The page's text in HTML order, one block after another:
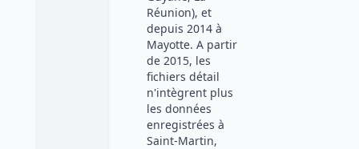
Réunion), et
depuis 2014 à
Mayotte. A partir
de 2015, les
fichiers détail
n'intègrent plus
les données
enregistrées à
Saint-Martin,